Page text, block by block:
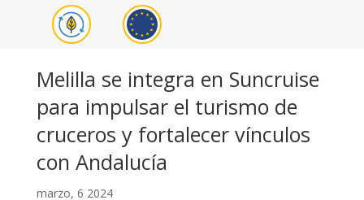
Melilla se integra en Suncruise
para impulsar el turismo de
cruceros y fortalecer vínculos
con Andalucía
marzo, 6 2024